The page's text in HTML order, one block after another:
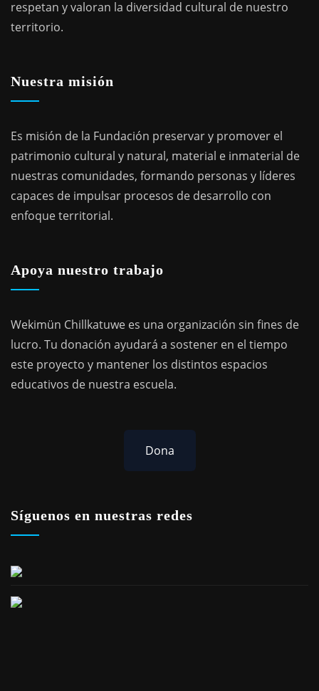
respetan y valoran la diversidad cultural de nuestro
territorio.
Nuestra misión
Es misión de la Fundación preservar y promover el
patrimonio cultural y natural, material e inmaterial de
nuestras comunidades, formando personas y líderes
capaces de impulsar procesos de desarrollo con
enfoque territorial.
Apoya nuestro trabajo
Wekimün Chillkatuwe es una organización sin fines de
lucro. Tu donación ayudará a sostener en el tiempo
este proyecto y mantener los distintos espacios
educativos de nuestra escuela.
Dona
Síguenos en nuestras redes